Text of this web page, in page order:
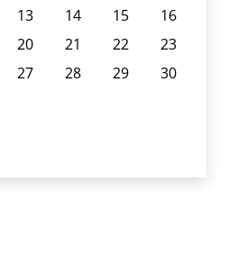
13 14 15
16
20 21 22
23
27 28 29
30